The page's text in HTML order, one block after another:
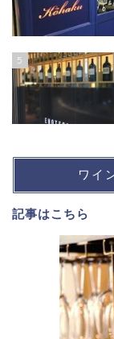
5
ワイ
記事はこちら